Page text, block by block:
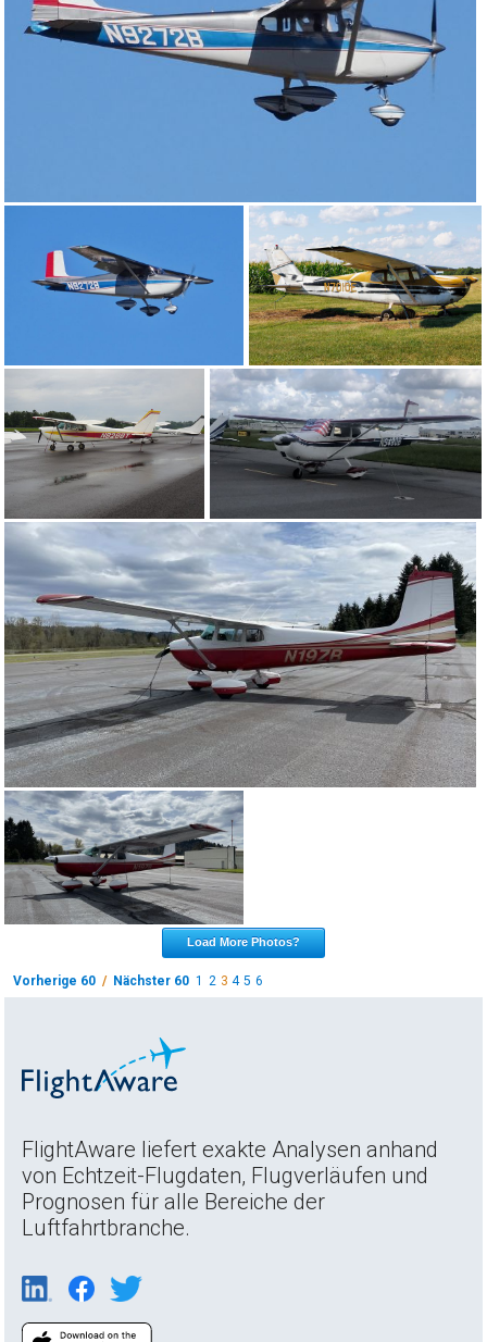
Load More Photos?
Vorherige 60 / Nächster 60 1 2 3 4 5 6
FlightAware liefert exakte Analysen anhand
von Echtzeit-Flugdaten, Flugverläufen und
Prognosen für alle Bereiche der
Luftfahrtbranche.